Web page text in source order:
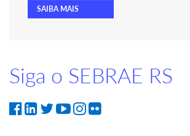
SAIBA MAIS
Siga o SEBRAE RS